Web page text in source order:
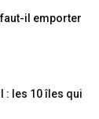
faut-il emporter
: les 10 îles qui